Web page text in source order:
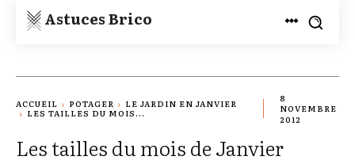
Astuces Brico
ACCUEIL POTAGER
LE JARDIN EN JANVIER
LES TAILLES DU MOIS...
8
NOVEMBRE
2012
Les tailles du mois de Janvier